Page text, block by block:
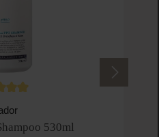
530ml